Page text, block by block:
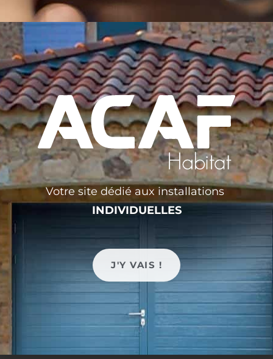
Rideau métallique
ACAF est en mesure de vous proposer 1 rideau afin de
mettre à l’abri vos locaux (bureaux et magasins) des
intrusions et de la convoitise.
Le rideau est constitué de lames horizontales en acier qui
sont interchangeables ce qui facilite les réparations
éventuelles.
Votre site dédié aux installations
INDIVIDUELLES
J'Y VAIS !